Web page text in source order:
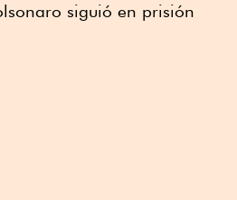
siguió en prisión